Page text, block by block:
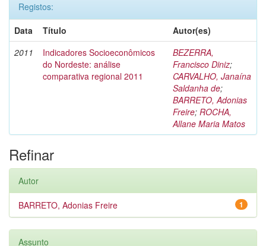
Registos:
Data
Título
Autor(es)
2011
Indicadores Socioeconômicos
do Nordeste: análise
comparativa regional 2011
BEZERRA,
Francisco Diniz;
CARVALHO, Janaína
Saldanha de;
BARRETO, Adonias
Freire; ROCHA,
Allane Maria Matos
Refinar
Autor
1
BARRETO, Adonias Freire
Assunto